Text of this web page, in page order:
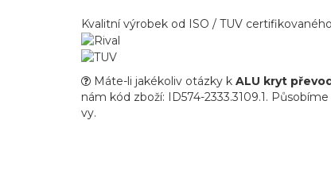
Kvalitní výrobek od ISO / TUV
Máte-li jakékoliv otázky k ALU kryt
nám kód zboží: ID574-2333.3109.1.
vy.